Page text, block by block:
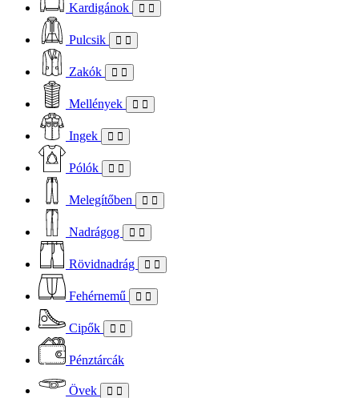
Kardigánok
Pulcsik
Zakók
Mellények
Ingek
Pólók
Melegítőben
Nadrágog
Rövidnadrág
Fehérnemű
Cipők
Pénztárcák
Övek